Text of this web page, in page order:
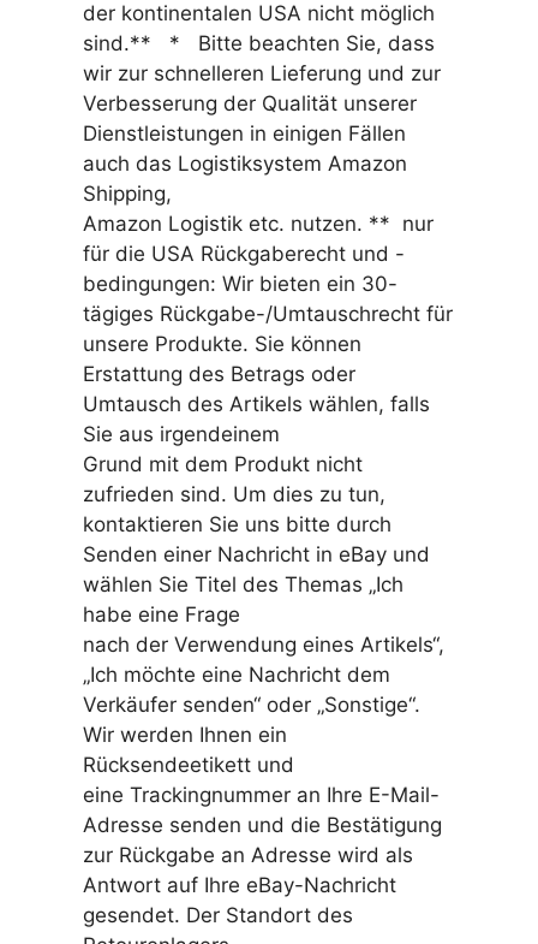
der kontinentalen USA nicht möglich
sind.** * Bitte beachten Sie, dass
wir zur schnelleren Lieferung und zur
Verbesserung der Qualität unserer
Dienstleistungen in einigen Fällen
auch das Logistiksystem Amazon
Shipping,
Amazon Logistik etc. nutzen. ** nur
für die USA Rückgaberecht und -
bedingungen: Wir bieten ein 30-
tägiges Rückgabe-/Umtauschrecht für
unsere Produkte. Sie können
Erstattung des Betrags oder
Umtausch des Artikels wählen, falls
Sie aus irgendeinem
Grund mit dem Produkt nicht
zufrieden sind. Um dies zu tun,
kontaktieren Sie uns bitte durch
Senden einer Nachricht in eBay und
wählen Sie Titel des Themas „Ich
habe eine Frage
nach der Verwendung eines Artikels“,
„Ich möchte eine Nachricht dem
Verkäufer senden“ oder „Sonstige“.
Wir werden Ihnen ein
Rücksendeetikett und
eine Trackingnummer an Ihre E-Mail-
Adresse senden und die Bestätigung
zur Rückgabe an Adresse wird als
Antwort auf Ihre eBay-Nachricht
gesendet. Der Standort des